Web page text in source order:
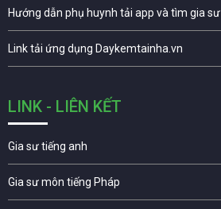
Hướng dẫn phụ huynh tải app và tìm gia sư
Link tải ứng dụng Daykemtainha.vn
LINK - LIÊN KẾT
Gia sư tiếng anh
Gia sư môn tiếng Pháp